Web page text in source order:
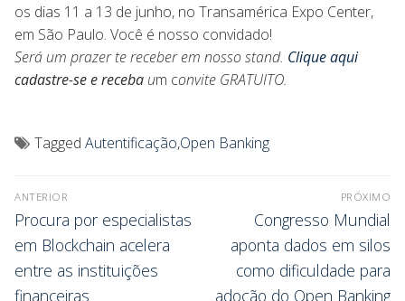
os dias 11 a 13 de junho, no Transamérica Expo Center,
em São Paulo. Você é nosso convidado!
Será um prazer te receber em nosso stand. Clique aqui
cadastre-se e receba um convite GRATUITO.
Tagged Autentificação,Open Banking
ANTERIOR
Procura por especialistas
em Blockchain acelera
entre as instituições
financeiras
PRÓXIMO
Congresso Mundial
aponta dados em silos
como dificuldade para
adoção do Open Banking